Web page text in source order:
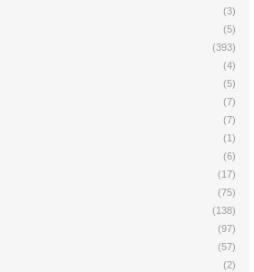
(3)
(5)
(393)
(4)
(5)
(7)
(7)
(1)
(6)
(17)
(75)
(138)
(97)
(57)
(2)